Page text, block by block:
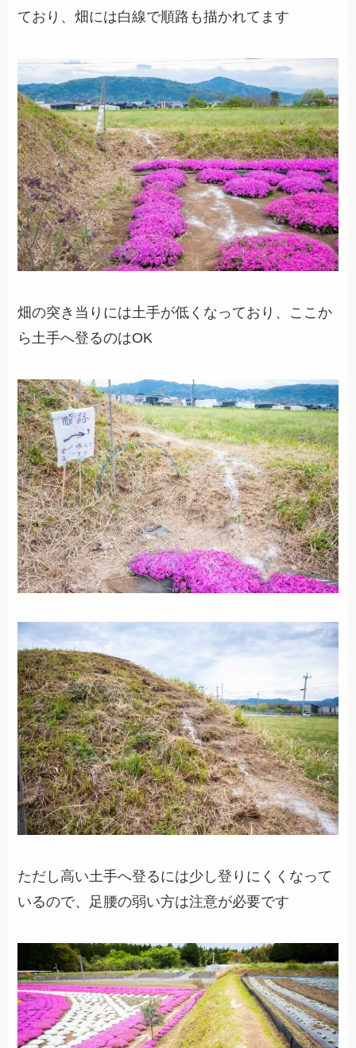
ており、畑には白線で順路も描かれてます
畑の突き当りには土手が低くなっており、ここか
ら土手へ登るのはOK
ただし高い土手へ登るには少し登りにくくなって
いるので、足腰の弱い方は注意が必要です